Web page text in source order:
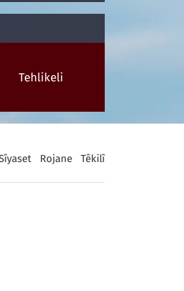
Tehlikeli
Rojane Têkilî